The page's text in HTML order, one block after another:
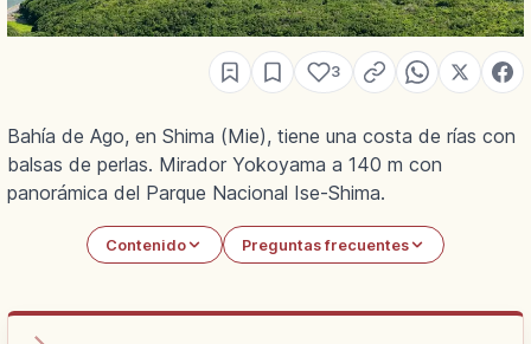
3
Bahía de Ago, en Shima (Mie), tiene una costa de rías con
balsas de perlas. Mirador Yokoyama a 140 m con
panorámica del Parque Nacional Ise-Shima.
Contenido Preguntas frecuentes